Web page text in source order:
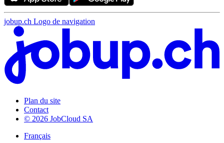
jobup.ch Logo de navigation
Plan du site
Contact
© 2026 JobCloud SA
Français